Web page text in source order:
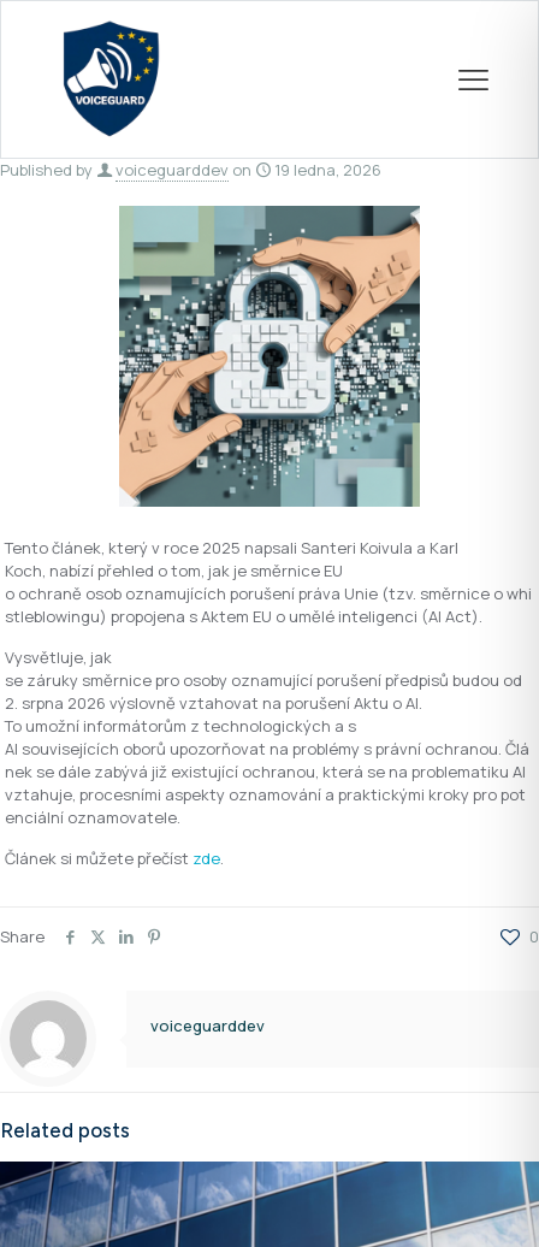
Published by voiceguarddev on 19 ledna, 2026
Tento článek, který v roce 2025 napsali Santeri Koivula a Karl
Koch, nabízí přehled o tom, jak je směrnice EU
o ochraně osob oznamujících porušení práva Unie (tzv. směrnice o whi
stleblowingu) propojena s Aktem EU o umělé inteligenci (AI Act).
Vysvětluje, jak
se záruky směrnice pro osoby oznamující porušení předpisů budou od
2. srpna 2026 výslovně vztahovat na porušení Aktu o AI.
To umožní informátorům z technologických a s
AI souvisejících oborů upozorňovat na problémy s právní ochranou. Člá
nek se dále zabývá již existující ochranou, která se na problematiku AI
vztahuje, procesními aspekty oznamování a praktickými kroky pro pot
enciální oznamovatele.
Článek si můžete přečíst zde.
Share 0
voiceguarddev
Related posts